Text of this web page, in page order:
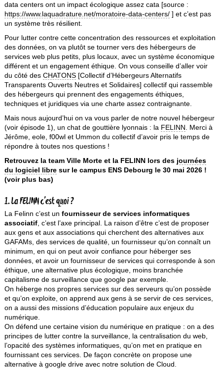
data centers ont un impact écologique assez cata [source :
https://www.laquadrature.net/moratoire-data-centers/] et c’est pas
un système très résilient.
Pour lutter contre cette concentration des ressources et exploitation
des données, on va plutôt se tourner vers des hébergeurs de
services web plus petits, plus locaux, avec un système économique
différent et un engagement éthique. On vous conseille d’aller voir
du côté des CHATONS[Collectif d’Hébergeurs Alternatifs
Transparents Ouverts Neutres et Solidaires] collectif qui rassemble
des hébergeurs qui prennent des engagements éthiques,
techniques et juridiques via une charte assez contraignante.
Mais nous aujourd’hui on va vous parler de notre nouvel hébergeur
(voir épisode 1), un chat de gouttière lyonnais : la FELINN. Merci à
Jérôme, eole, f00wl et Ummon du collectif d’avoir pris le temps de
répondre à toutes nos questions !
Retrouvez la team Ville Morte et la FELINN lors des journées
du logiciel libresur le campus ENS Debourg le 30 mai 2026 !
(voir plus bas)
1. La FELINN c’est quoi ?
La Felinn c’est un fournisseur de services informatiques
associatif, c’est l’axe principal. La raison d’être c’est de proposer
aux gens et aux associations qui cherchent des alternatives aux
GAFAMs, des services de qualité, un fournisseur qu’on connaît un
minimum, en qui on peut avoir confiance pour héberger ses
données, et avoir un fournisseur de services qui corresponde à son
éthique, une alternative plus écologique, moins branchée
capitalisme de surveillance que google par exemple.
On héberge nos propres services sur des serveurs qu’on possède
et qu’on exploite, on apprend aux gens à se servir de ces services,
on a aussi des missions d’éducation populaire aux enjeux du
numérique.
On défend une certaine vision du numérique en pratique : on a des
principes de lutter contre la surveillance, la centralisation du web,
l’opacité des systèmes informatiques, qu’on met en pratique en
fournissant ces services. De façon concrète on propose une
alternative à google drive avec notre solution de Cloud.